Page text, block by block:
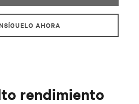
AHORA
rendimiento